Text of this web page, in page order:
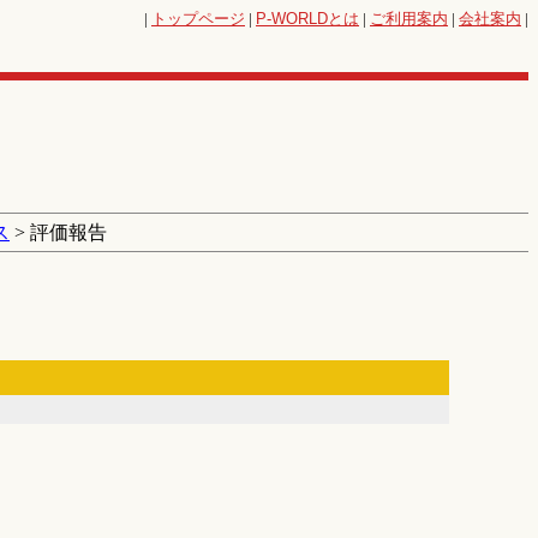
| トップページ | P-WORLDとは | ご利用案内 | 会社案内 |
> 評価報告